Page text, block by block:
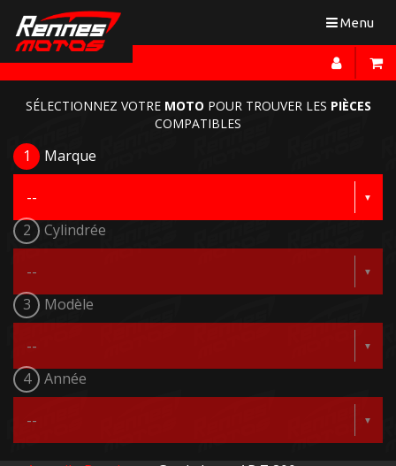
Toggle
Menu
SÉLECTIONNEZ VOTRE MOTO POUR TROUVER LES PIÈCES
COMPATIBLES
1 Marque
2 Cylindrée
3 Modèle
4 Année